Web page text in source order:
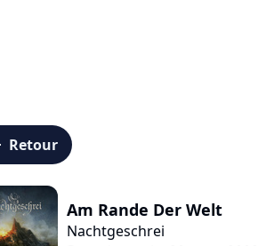
Retour
Am Rande Der Welt
Nachtgeschrei